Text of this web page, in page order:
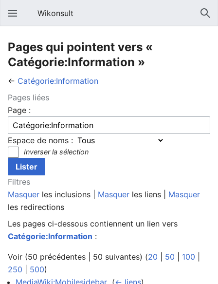
Ouvrir le menu principal
Wikonsult
Pages qui pointent vers «
Catégorie:Information »
← Catégorie:Information
Pages liées
Page :
Espace de noms :
Inverser la sélection
Filtres
Masquer les inclusions | Masquer les liens | Masquer
les redirections
Les pages ci-dessous contiennent un lien vers
Catégorie:Information :
Voir (50 précédentes | 50 suivantes) (20 50 100
250
500)